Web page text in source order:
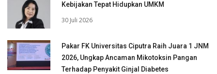
Kebijakan Tepat Hidupkan UMKM
30 Juli 2026
Pakar FK Universitas Ciputra Raih Juara 1 JNM
2026, Ungkap Ancaman Mikotoksin Pangan
Terhadap Penyakit Ginjal Diabetes